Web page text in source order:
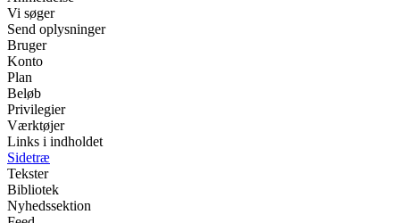
Vi søger
Send oplysninger
Bruger
Konto
Plan
Beløb
Privilegier
Værktøjer
Links i indholdet
Sidetræ
Tekster
Bibliotek
Nyhedssektion